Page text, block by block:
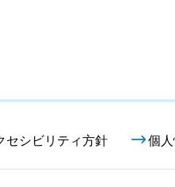
セシビリティ方針 個